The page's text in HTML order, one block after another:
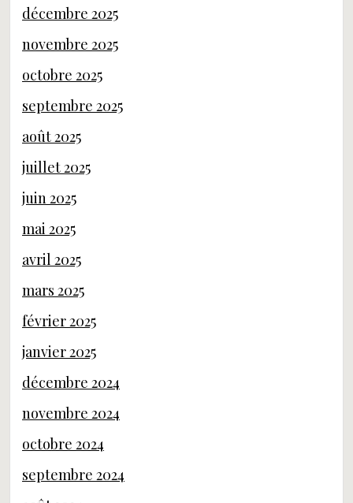
décembre 2025
novembre 2025
octobre 2025
septembre 2025
août 2025
juillet 2025
juin 2025
mai 2025
avril 2025
mars 2025
février 2025
janvier 2025
décembre 2024
novembre 2024
octobre 2024
septembre 2024